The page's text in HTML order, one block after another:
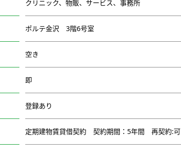
クリニック、物販、サービス、事務所
ポルテ金沢 3階6号室
空き
即
登録あり
定期建物賃貸借契約 契約期間：5年間 再契約:可